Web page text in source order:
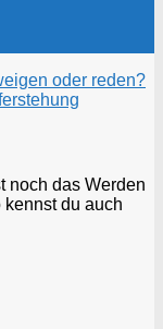
oder reden?
noch das Werden
du auch